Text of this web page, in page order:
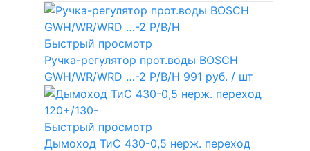
Быстрый просмотр
Ручка-регулятор прот.воды BOSCH
GWH/WR/WRD …-2 P/B/H 991 руб. / шт
Быстрый просмотр
Дымоход ТиС 430-0,5 нерж. переход